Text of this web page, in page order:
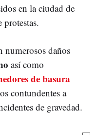
en la ciudad de
protestas.
daños
así como
de basura
contundentes a
de gravedad.